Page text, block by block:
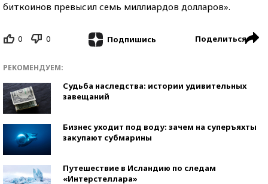
биткоинов превысил семь миллиардов долларов».
0 0 Подпишись Поделиться
РЕКОМЕНДУЕМ:
Судьба наследства: истории удивительных
завещаний
Бизнес уходит под воду: зачем на суперъяхты
закупают субмарины
Путешествие в Исландию по следам
«Интерстеллара»